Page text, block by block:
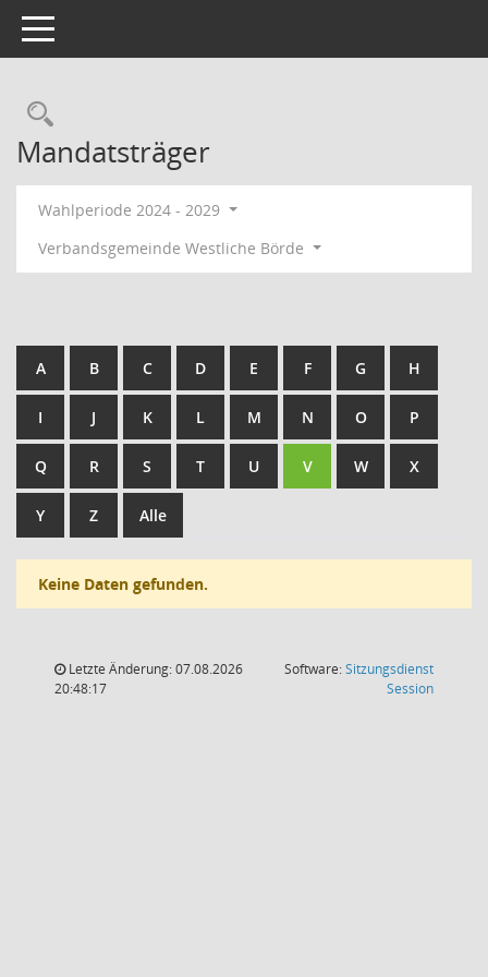
Toggle navigation
Rechercheauswahl
Mandatsträger
Wahlperiode 2024 - 2029
Verbandsgemeinde Westliche Börde
A B C D E F G H
I J K L M N O P
Q R S T U V W X
Y Z Alle
Keine Daten gefunden.
Letzte Änderung: 07.08.2026
20:48:17
Software:Sitzungsdienst
Session(Wird in